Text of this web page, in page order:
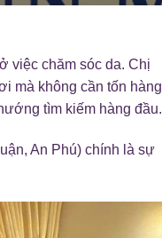
việc chăm sóc da. Chị
mà không cần tốn hàng
tìm kiếm hàng đầu.
An Phú) chính là sự